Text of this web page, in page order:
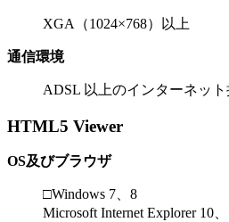
XGA（1024×768）以上
通信環境
ADSL 以上のインターネッ
HTML5 Viewer
OS及びブラウザ
□Windows 7、8
Microsoft Internet Explorer 10